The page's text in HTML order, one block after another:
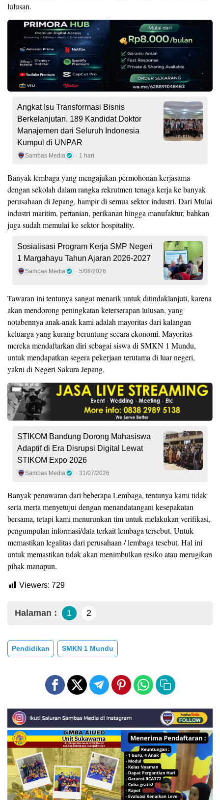
lulusan.
Angkat Isu Transformasi Bisnis
Berkelanjutan, 189 Kandidat Doktor
Manajemen dari Seluruh Indonesia
Kumpul di UNPAR
Sambas Media 1 hari
Banyak lembaga yang mengajukan permohonan kerjasama
dengan sekolah dalam rangka rekrutmen tenaga kerja ke banyak
perusahaan di Jepang, hampir di semua sektor industri. Dari Mulai
industri maritim, pertanian, perikanan hingga manufaktur, bahkan
juga sudah memulai ke sektor hospitality.
Sosialisasi Program Kerja SMP Negeri
1 Margahayu Tahun Ajaran 2026-2027
Sambas Media 5/08/2026
Tawaran ini tentunya sangat menarik untuk ditindaklanjuti, karena
akan mendorong peningkatan keterserapan lulusan, yang
notabennya anak-anak kami adalah mayoritas dari kalangan
keluarga yang kurang beruntung secara ekonomi. Mayoritas
mereka mendaftarkan diri sebagai siswa di SMKN 1 Mundu,
untuk mendapatkan segera pekerjaan terutama di luar negeri,
yakni di Negeri Sakura Jepang.
STIKOM Bandung Dorong Mahasiswa
Adaptif di Era Disrupsi Digital Lewat
STIKOM Expo 2026
Sambas Media 31/07/2026
Banyak penawaran dari beberapa Lembaga, tentunya kami tidak
serta merta menyetujui dengan menandatangani kesepakatan
bersama, tetapi kami menurunkan tim untuk melakukan verifikasi,
pengumpulan informasi/data terkait lembaga tersebut. Untuk
memastikan legalitas dari perusahaan / lembaga tesebut. Hal ini
untuk memastikan tidak akan menimbulkan resiko atau merugikan
pihak manapun.
Viewers: 729
Halaman : 1 2
Pendidikan SMKN 1 Mundu